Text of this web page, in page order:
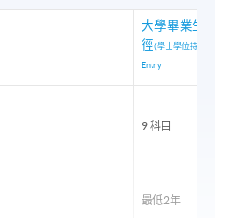
倫敦大學的學位頒發典禮與
cqXXSOIsJWI).
大學畢業生修
徑(學士學位持有者)
Entry
9 科目
最低2年